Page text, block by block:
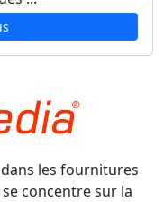
les fournitures
concentre sur la